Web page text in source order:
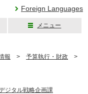
Foreign Languages
メニュー
報 > 予算執行・財政 >
ジタル戦略企画課